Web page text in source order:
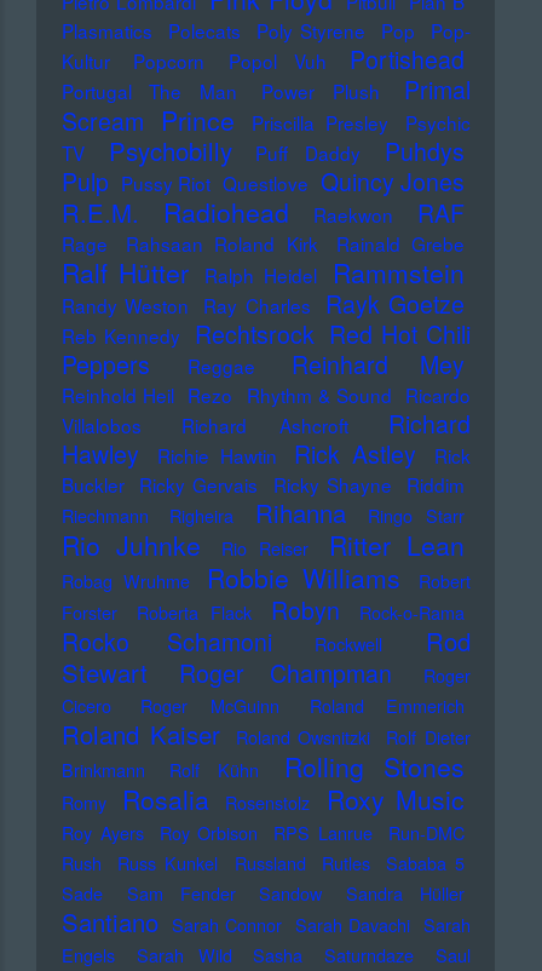
Plasmatics
Polecats Poly Styrene Pop
Pop-
Kultur
Popcorn Popol Vuh Portishead
Portugal The Man Power Plush
Primal
Scream
Prince Priscilla Presley
Psychic
TV
Psychobilly Puff Daddy
Puhdys
Pulp Pussy Riot Questlove Quincy Jones
R.E.M. Radiohead Raekwon RAF
Rage Rahsaan Roland Kirk Rainald Grebe
Ralf Hütter Ralph Heidel Rammstein
Randy Weston Ray Charles Rayk Goetze
Reb Kennedy Rechtsrock Red Hot Chili
Peppers
Reggae Reinhard Mey
Reinhold Heil Rezo Rhythm & Sound Ricardo
Villalobos
Richard Ashcroft
Richard
Hawley
Richie Hawtin Rick Astley
Rick
Buckler
Ricky Gervais Ricky Shayne Riddim
Riechmann Righeira Rihanna Ringo Starr
Rio Juhnke Rio Reiser Ritter Lean
Robag Wruhme Robbie Williams
Robert
Forster
Roberta Flack Robyn Rock-o-Rama
Rocko Schamoni Rockwell
Rod
Stewart
Roger Champman
Roger
Cicero
Roger McGuinn Roland Emmerich
Roland Kaiser Roland Owsnitzki
Rolf Dieter
Brinkmann
Rolf Kühn Rolling Stones
Romy Rosalia Rosenstolz Roxy Music
Roy Ayers Roy Orbison RPS Lanrue
Run-DMC
Rush
Russ Kunkel Russland Rutles
Sababa 5
Sade
Sam Fender Sandow Sandra Hüller
Santiano Sarah Connor Sarah Davachi Sarah
Engels
Sarah Wild Sasha Saturndaze
Saul